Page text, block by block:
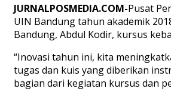
JURNALPOSMEDIA.COM-Pusat
UIN Bandung tahun akademik
Bandung, Abdul Kodir, kursus
“Inovasi tahun ini, kita
tugas dan kuis yang diberikan
bagian dari kegiatan kursus dan